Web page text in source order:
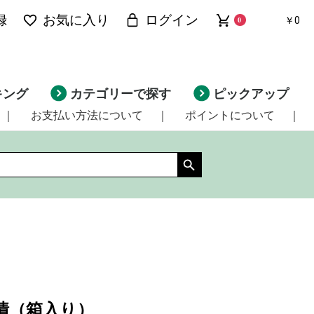
お気に入り ログイン 0 ￥0
グ カテゴリーで探す ピックアップ
｜ お支払い方法について ｜ ポイントについて ｜
箱入り）